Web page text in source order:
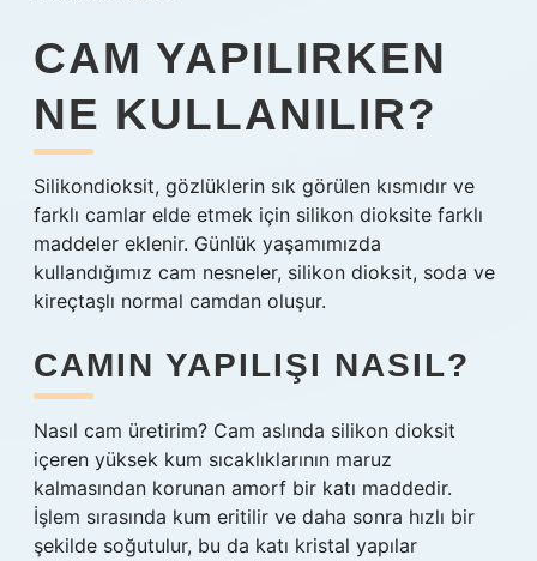
CAM YAPILIRKEN
NE KULLANILIR?
Silikondioksit, gözlüklerin sık görülen kısmıdır ve
farklı camlar elde etmek için silikon dioksite farklı
maddeler eklenir. Günlük yaşamımızda
kullandığımız cam nesneler, silikon dioksit, soda ve
kireçtaşlı normal camdan oluşur.
CAMIN YAPILIŞI NASIL?
Nasıl cam üretirim? Cam aslında silikon dioksit
içeren yüksek kum sıcaklıklarının maruz
kalmasından korunan amorf bir katı maddedir.
İşlem sırasında kum eritilir ve daha sonra hızlı bir
şekilde soğutulur, bu da katı kristal yapılar